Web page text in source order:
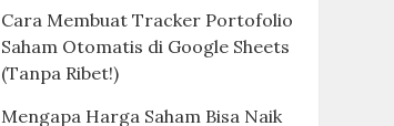
Cara Membuat Tracker Portofolio
Saham Otomatis di Google Sheets
(Tanpa Ribet!)
Mengapa Harga Saham Bisa Naik